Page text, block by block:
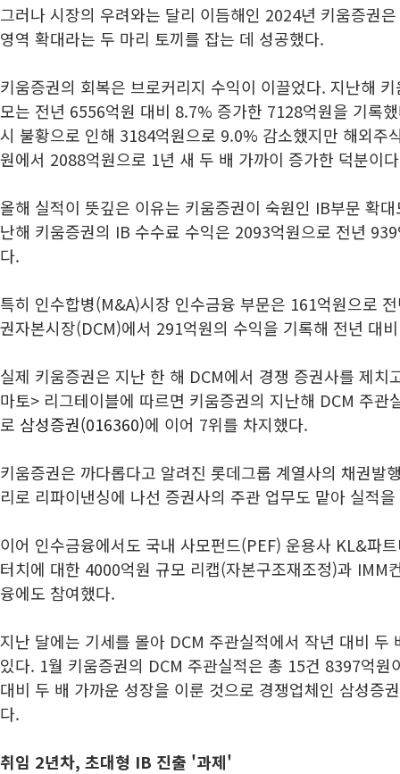
그러나 시장의 우려와는 달리 이듬해인 2024년 키움증권
영역 확대라는 두 마리 토끼를 잡는 데 성공했다.
키움증권의 회복은 브로커리지 수익이 이끌었다. 지난해
모는 전년 6556억원 대비 8.7% 증가한 7128억원을 기록
시 불황으로 인해 3184억원으로 9.0% 감소했지만 해외주
원에서 2088억원으로 1년 새 두 배 가까이 증가한 덕분이
올해 실적이 뜻깊은 이유는 키움증권이 숙원인 IB부문 확
난해 키움증권의 IB 수수료 수익은 2093억원으로 전년
다.
특히 인수합병(M&A)시장 인수금융 부문은 161억원으로
권자본시장(DCM)에서 291억원의 수익을 기록해 전년 대
실제 키움증권은 지난 한 해 DCM에서 경쟁 증권사를 제치
마토> 리그테이블에 따르면 키움증권의 지난해 DCM 주
로 삼성증권(016360)에 이어 7위를 차지했다.
키움증권은 까다롭다고 알려진 롯데그룹 계열사의 채권발
리로 리파이낸싱에 나선 증권사의 주관 업무도 맡아 실적
이어 인수금융에서도 국내 사모펀드(PEF) 운용사 KL&파
터치에 대한 4000억원 규모 리캡(자본구조재조정)과 IMM
융에도 참여했다.
지난 달에는 기세를 몰아 DCM 주관실적에서 작년 대비 두
있다. 1월 키움증권의 DCM 주관실적은 총 15건 8397억
대비 두 배 가까운 성장을 이룬 것으로 경쟁업체인 삼성증
다.
취임 2년차, 초대형 IB 진출 '과제'